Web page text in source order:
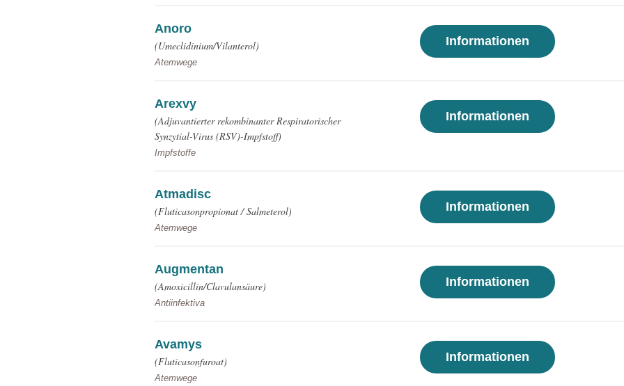
Anoro
(Umeclidinium/Vilanterol)
Atemwege
Informationen
Arexvy
(Adjuvantierter rekombinanter Respiratorischer
Synzytial-Virus (RSV)-Impfstoff)
Impfstoffe
Informationen
Atmadisc
(Fluticasonpropionat / Salmeterol)
Atemwege
Informationen
Augmentan
(Amoxicillin/Clavulansäure)
Antiinfektiva
Informationen
Avamys
(Fluticasonfuroat)
Atemwege
Informationen
Leistungs-Cookies
Werbe-Cookies